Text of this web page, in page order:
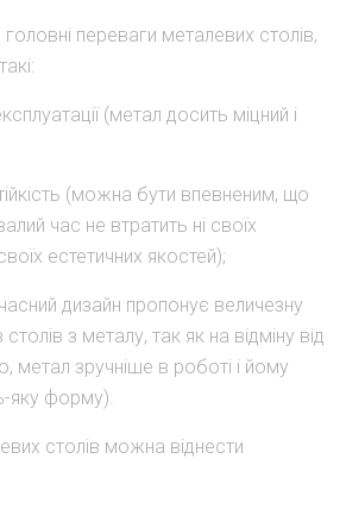
переваги металевих столів,
(метал досить міцний і
(можна бути впевненим, що
час не втратить ні своїх
естетичних якостей);
дизайн пропонує величезну
столів з металу, так як на відміну від
зручніше в роботі і йому
яку форму).
столів можна віднести